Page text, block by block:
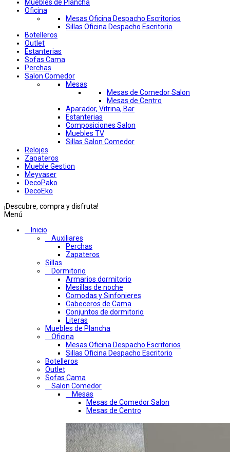
Muebles de Plancha
Oficina
Mesas Oficina Despacho Escritorios
Sillas Oficina Despacho Escritorio
Botelleros
Outlet
Estanterias
Sofas Cama
Perchas
Salon Comedor
Mesas
Mesas de Comedor Salon
Mesas de Centro
Aparador, Vitrina, Bar
Estanterias
Composiciones Salon
Muebles TV
Sillas Salon Comedor
Relojes
Zapateros
Mueble Gestion
Meyvaser
DecoPako
DecoEko
¡Descubre, compra y disfruta!
Menú
Inicio
Auxiliares
Perchas
Zapateros
Sillas
Dormitorio
Armarios dormitorio
Mesillas de noche
Comodas y Sinfonieres
Cabeceros de Cama
Conjuntos de dormitorio
Literas
Muebles de Plancha
Oficina
Mesas Oficina Despacho Escritorios
Sillas Oficina Despacho Escritorio
Botelleros
Outlet
Sofas Cama
Salon Comedor
Mesas
Mesas de Comedor Salon
Mesas de Centro